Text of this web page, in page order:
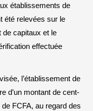
établissements de
été relevées sur le
de capitaux et le
effectuée
l’établissement de
d’un montant de cent-
FCFA, au regard des